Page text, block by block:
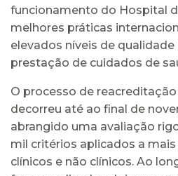
funcionamento do Hospital
melhores práticas
elevados níveis de qualidade
prestação de cuidados de
O processo de
decorreu até ao final de
abrangido uma avaliação
mil critérios aplicados a mais
clínicos e não clínicos. Ao